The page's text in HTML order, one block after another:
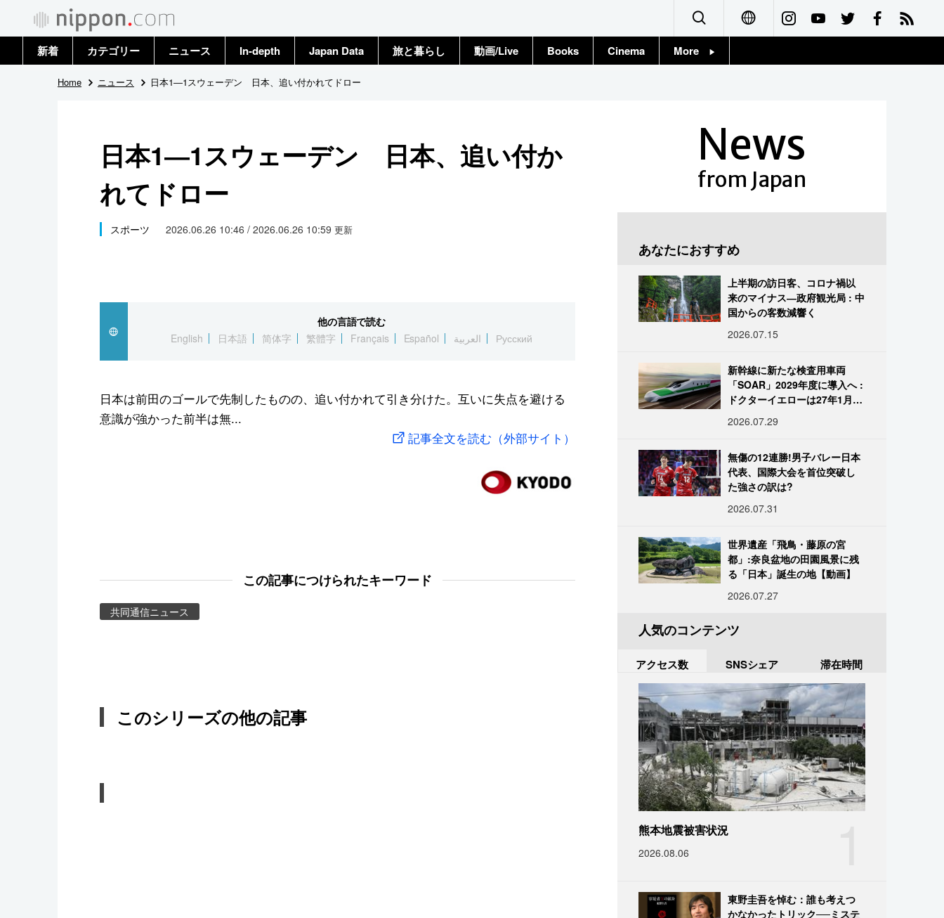
Français
新着 カテゴリー
政治・外交
国際
社会
文化
スポーツ・東京2020
ニュース
トップ
In-depth Japan Data 旅と暮らし 動画/Live Books Cinema More
Home ニュース 日本1―1スウェーデン 日本、追い付かれてドロー
日本1―1スウェーデン 日本、追い付か
れてドロー
スポーツ 2026.06.26 10:46 / 2026.06.26 10:59 更新
他の言語で読む
English
日本語 简体字 繁體字 Français Español العربية Русский
日本は前田のゴールで先制したものの、追い付かれて引き分けた。互いに失点を避ける
意識が強かった前半は無...
記事全文を読む（外部サイト）
この記事につけられたキーワード
共同通信ニュース
このシリーズの他の記事
News
from Japan
あなたにおすすめ
上半期の訪日客、コロナ禍以
来のマイナス―政府観光局 : 中
国からの客数減響く
2026.07.15
新幹線に新たな検査用車両
「SOAR」2029年度に導入へ :
ドクターイエローは27年1月に
2026.07.29
無傷の12連勝!男子バレー日本
代表、国際大会を首位突破し
た強さの訳は?
2026.07.31
世界遺産「飛鳥・藤原の宮
都」:奈良盆地の田園風景に残
る「日本」誕生の地【動画】
2026.07.27
人気のコンテンツ
アクセス数 SNSシェア 滞在時間
熊本地震被害状況
2026.08.06
東野圭吾を悼む：誰も考えつ
かなかったトリック──ミステ